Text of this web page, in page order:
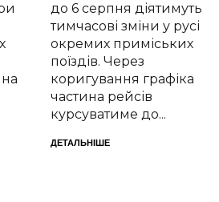
до 6 серпня діятимуть
тимчасові зміни у русі
окремих приміських
поїздів. Через
коригування графіка
частина рейсів
курсуватиме до...
ДЕТАЛЬНІШЕ